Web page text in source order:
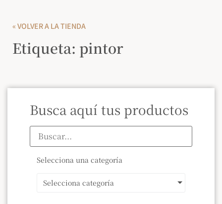
« VOLVER A LA TIENDA
Etiqueta: pintor
Busca aquí tus productos
Selecciona una categoría
Selecciona categoría